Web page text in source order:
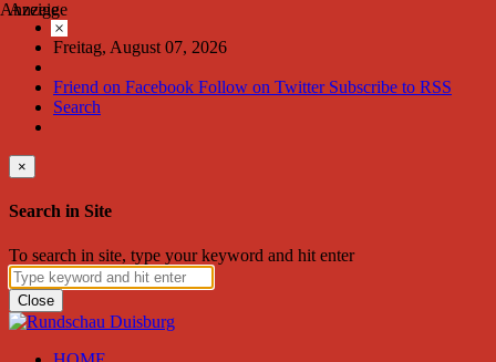
Freitag, August 07, 2026
Friend on Facebook Follow on Twitter Subscribe to RSS
Search
×
Search in Site
To search in site, type your keyword and hit enter
Close
Anzeige
×
Anzeige